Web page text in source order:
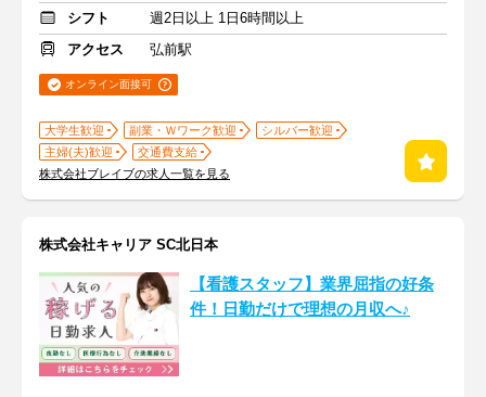
シフト
週2日以上 1日6時間以上
アクセス
弘前駅
オンライン面接可
大学生歓迎 副業・Ｗワーク歓迎
シルバー歓迎
主婦(夫)歓迎
交通費支給
株式会社ブレイブの求人一覧を見る
株式会社キャリア SC北日本
【看護スタッフ】業界屈指の好条
件！日勤だけで理想の月収へ♪